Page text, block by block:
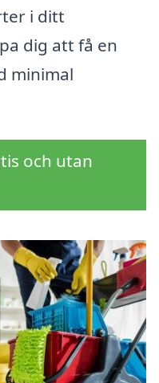
i ditt
dig att få en
minimal
och utan